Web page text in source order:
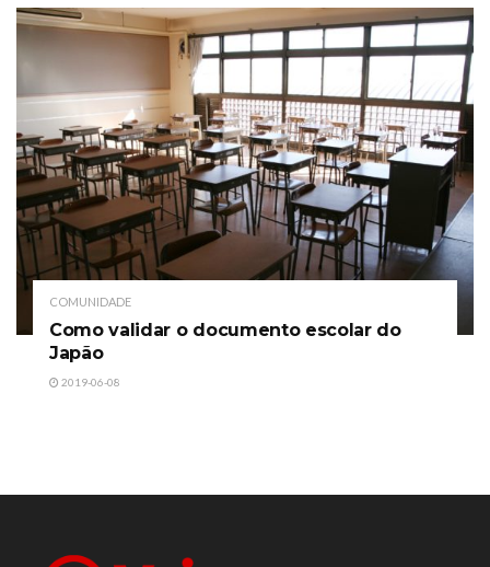
COMUNIDADE
Como validar o documento escolar do
Japão
2019-06-08